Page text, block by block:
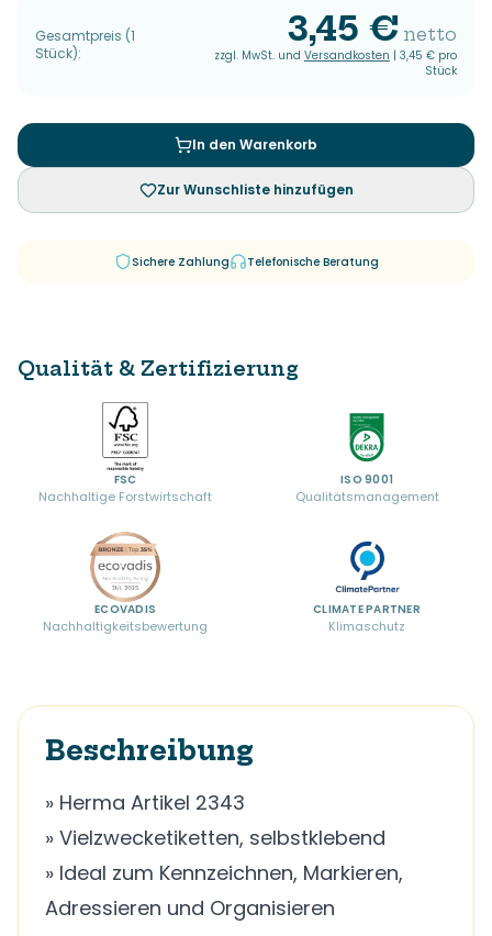
Gesamtpreis (1
Stück):
3,45 € netto
zzgl. MwSt. und Versandkosten | 3,45 € pro
Stück
In den Warenkorb
Zur Wunschliste hinzufügen
Sichere Zahlung Telefonische Beratung
Qualität & Zertifizierung
FSC
Nachhaltige Forstwirtschaft
ISO 9001
Qualitätsmanagement
ECOVADIS
Nachhaltigkeitsbewertung
CLIMATE PARTNER
Klimaschutz
Beschreibung
» Herma Artikel 2343
» Vielzwecketiketten, selbstklebend
» Ideal zum Kennzeichnen, Markieren,
Adressieren und Organisieren